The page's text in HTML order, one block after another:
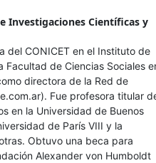
Investigaciones Científicas y
del CONICET en el Instituto de
Facultad de Ciencias Sociales
directora de la Red de
Fue profesora titular
en la Universidad de Buenos
de París VIII y la
Obtuvo una beca para
Alexander von Humboldt